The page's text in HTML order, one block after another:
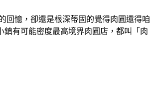
回憶，卻還是根深蒂固的覺得肉圓還得咱
有可能密度最高境界肉圓店，都叫「肉